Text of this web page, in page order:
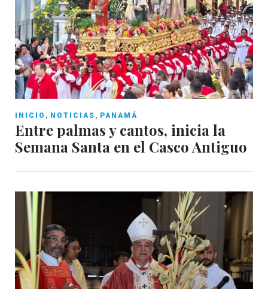
INICIO , NOTICIAS , PANAMÁ
Entre palmas y cantos, inicia la
Semana Santa en el Casco Antiguo